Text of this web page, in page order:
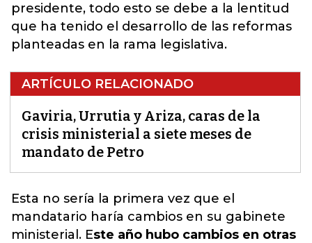
presidente, todo esto se debe a la lentitud
que ha tenido el desarrollo de las reformas
planteadas en la rama legislativa.
ARTÍCULO RELACIONADO
Gaviria, Urrutia y Ariza, caras de la
crisis ministerial a siete meses de
mandato de Petro
Esta no sería la primera vez que el
mandatario haría cambios en su gabinete
ministerial. Este año hubo cambios en otras